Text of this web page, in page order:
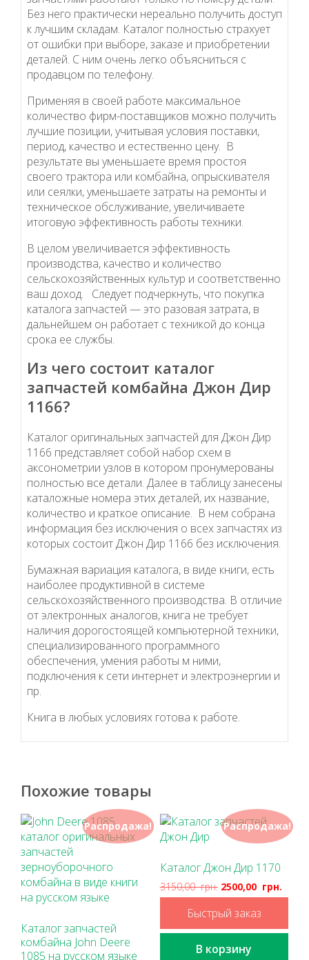
Без него практически нереально получить доступ
к лучшим складам. Каталог полностью страхует
от ошибки при выборе, заказе и приобретении
деталей. С ним очень легко объясниться с
продавцом по телефону.
Применяя в своей работе максимальное
количество фирм-поставщиков можно получить
лучшие позиции, учитывая условия поставки,
период, качество и естественно цену. В
результате вы уменьшаете время простоя
своего трактора или комбайна, опрыскивателя
или сеялки, уменьшаете затраты на ремонты и
техническое обслуживание, увеличиваете
итоговую эффективность работы техники.
В целом увеличивается эффективность
производства, качество и количество
сельскохозяйственных культур и соответственно
ваш доход. Следует подчеркнуть, что покупка
каталога запчастей — это разовая затрата, в
дальнейшем он работает с техникой до конца
срока ее службы.
Из чего состоит каталог
запчастей комбайна Джон Дир
1166?
Каталог оригинальных запчастей для Джон Дир
1166 представляет собой набор схем в
аксонометрии узлов в котором пронумерованы
полностью все детали. Далее в таблицу занесены
каталожные номера этих деталей, их название,
количество и краткое описание. В нем собрана
информация без исключения о всех запчастях из
которых состоит Джон Дир 1166 без исключения.
Бумажная вариация каталога, в виде книги, есть
наиболее продуктивной в системе
сельскохозяйственного производства. В отличие
от электронных аналогов, книга не требует
наличия дорогостоящей компьютерной техники,
специализированного программного
обеспечения, умения работы м ними,
подключения к сети интернет и электроэнергии и
пр.
Книга в любых условиях готова к работе.
Похожие товары
Распродажа!
Каталог запчастей
комбайна John Deere
1085 на русском языке
Распродажа!
Каталог Джон Дир 1170
3150,00грн. 2500,00 грн.
Быстрый заказ
В корзину